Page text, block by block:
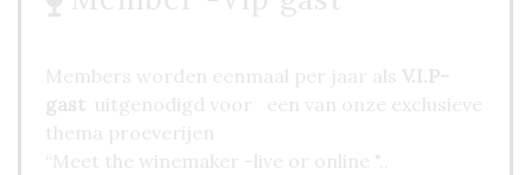
Members worden eenmaal per jaar als V.I.P-
gast uitgenodigd voor een van onze exclusieve
thema proeverijen
“Meet the winemaker -live or online "..